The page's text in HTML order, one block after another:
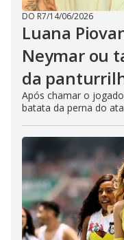
DO R7/14/06/2026
Luana
Neymar ou
da
Após chamar o
batata da perna do